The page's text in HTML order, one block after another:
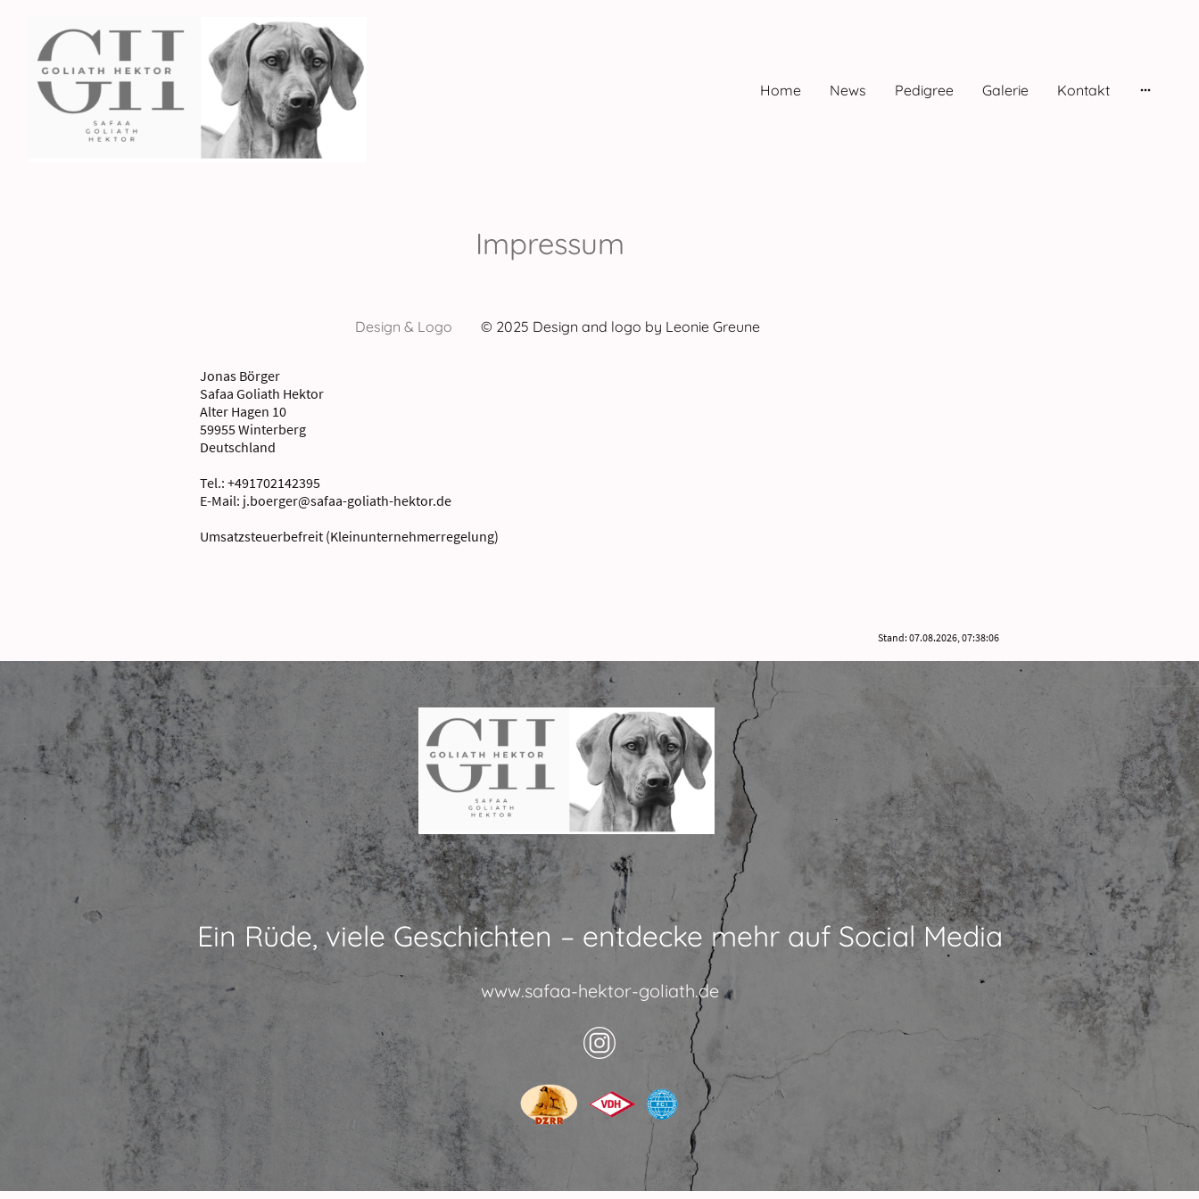
Home News Pedigree Galerie Kontakt
Impressum
Design & Logo © 2025 Design and logo by Leonie Greune
Jonas Börger
Safaa Goliath Hektor
Alter Hagen 10
59955 Winterberg
Deutschland
Tel.: +491702142395
E-Mail: j.boerger@safaa-goliath-hektor.de
Umsatzsteuerbefreit (Kleinunternehmerregelung)
Stand: 07.08.2026, 07:38:06
Ein Rüde, viele Geschichten – entdecke mehr auf Social Media
www.safaa-hektor-goliath.de